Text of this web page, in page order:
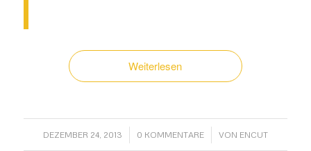
Weiterlesen
DEZEMBER 24, 2013
/ 0 KOMMENTARE
/ VON ENCUT